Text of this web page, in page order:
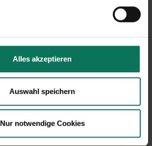
Alles akzeptieren
Auswahl speichern
Nur notwendige Cookies
Spinat/Spinat-Ähnliche
Winterpostelein
Zichoriensalate
Zwiebeln
Melisse